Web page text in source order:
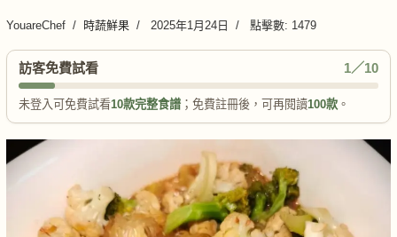
YouareChef 時蔬鮮果 2025年1月24日 點擊數: 1479
訪客免費試看 1／10
未登入可免費試看10款完整食譜 ；免費註冊後，可再閱讀100款 。